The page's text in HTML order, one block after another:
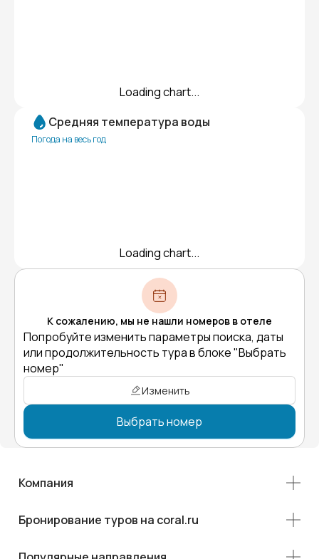
Loading chart...
Средняя температура воды
Погода на весь год
Loading chart...
К сожалению, мы не нашли номеров в отеле
Попробуйте изменить параметры поиска, даты
или продолжительность тура в блоке "Выбрать
номер"
Изменить
Выбрать номер
Компания
Бронирование туров на coral.ru